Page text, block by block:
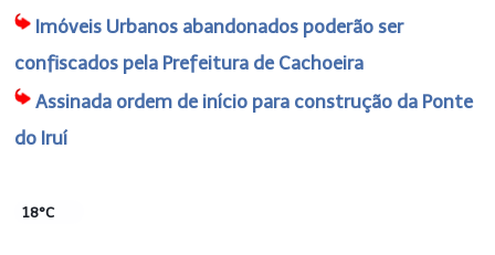
Imóveis Urbanos abandonados poderão ser
confiscados pela Prefeitura de Cachoeira
Assinada ordem de início para construção da Ponte
do Iruí
18°C